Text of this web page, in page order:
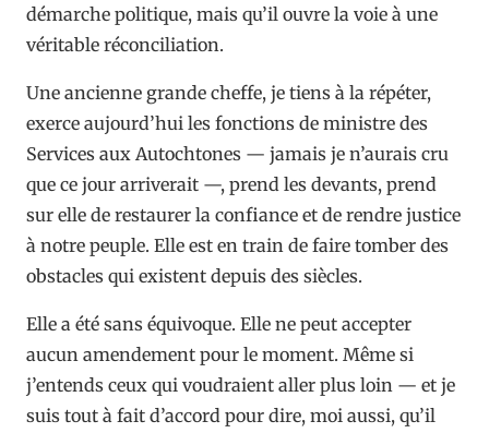
démarche politique, mais qu’il ouvre la voie à une
véritable réconciliation.
Une ancienne grande cheffe, je tiens à la répéter,
exerce aujourd’hui les fonctions de ministre des
Services aux Autochtones — jamais je n’aurais cru
que ce jour arriverait —, prend les devants, prend
sur elle de restaurer la confiance et de rendre justice
à notre peuple. Elle est en train de faire tomber des
obstacles qui existent depuis des siècles.
Elle a été sans équivoque. Elle ne peut accepter
aucun amendement pour le moment. Même si
j’entends ceux qui voudraient aller plus loin — et je
suis tout à fait d’accord pour dire, moi aussi, qu’il